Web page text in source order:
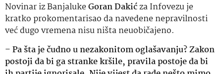
Novinar iz BanjalukeGoran Dakićza Infovezu je
kratko prokomentarisao da navedene nepravilnosti
već dugo vremena nisu ništa neuobičajeno.
–Pa šta je čudno u nezakonitom oglašavanju? Zakon
postoji da bi ga stranke kršile, pravila postoje da bi